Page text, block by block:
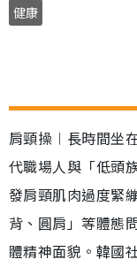
健康
肩頸操︱長時間坐
代職場人與「低頭
發肩頸肌肉過度緊
背、圓肩」等體態
體精神面貌。韓國